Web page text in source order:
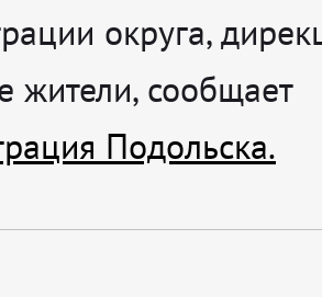
округа,
жители, сообщает
Подольска.